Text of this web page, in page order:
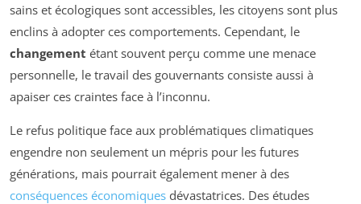
sains et écologiques sont accessibles, les citoyens sont plus
enclins à adopter ces comportements. Cependant, le
changement étant souvent perçu comme une menace
personnelle, le travail des gouvernants consiste aussi à
apaiser ces craintes face à l’inconnu.
Le refus politique face aux problématiques climatiques
engendre non seulement un mépris pour les futures
générations, mais pourrait également mener à des
conséquences économiques dévastatrices. Des études